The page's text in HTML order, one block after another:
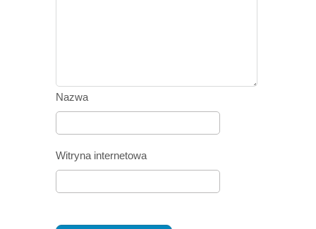
Nazwa
Witryna internetowa